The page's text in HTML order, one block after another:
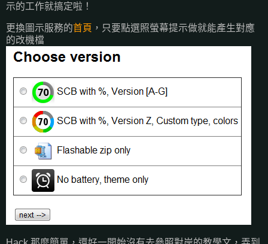
示的工作就搞定啦！
更換圖示服務的首頁 ，只要點選照螢幕提示做就能產生對應
的改機檔